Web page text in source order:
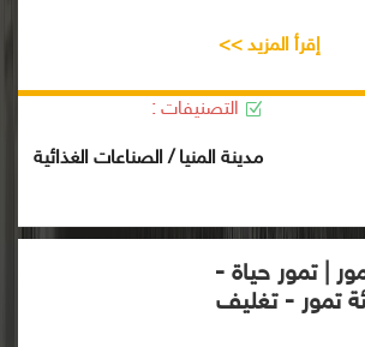
إقرأ المزيد >>
التصنيفات :
مدينة المنيا / الصناعات الغذائية
| تمور حياة -
تمور - تغليف